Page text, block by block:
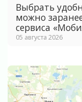
Выбрать
можно
сервиса
05 августа 2026